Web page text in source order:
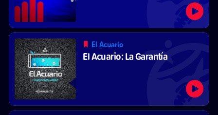
El Acuario
El Acuario: La Garantía